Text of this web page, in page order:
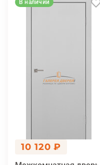
В наличии
10 120 ₽